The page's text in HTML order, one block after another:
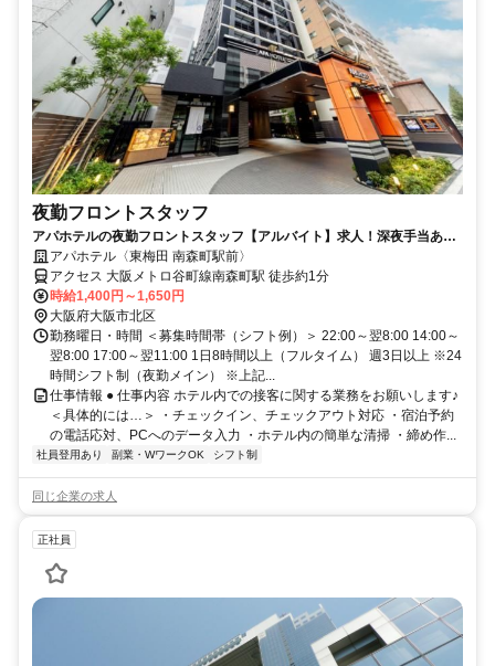
夜勤フロントスタッフ
アパホテルの夜勤フロントスタッフ【アルバイト】求人！深夜手当あり
の夜勤帯でしっかり稼げる
アパホテル〈東梅田 南森町駅前〉
アクセス 大阪メトロ谷町線南森町駅 徒歩約1分
時給1,400円～1,650円
大阪府大阪市北区
勤務曜日・時間 ＜募集時間帯（シフト例）＞ 22:00～翌8:00 14:00～
翌8:00 17:00～翌11:00 1日8時間以上（フルタイム） 週3日以上 ※24
時間シフト制（夜勤メイン） ※上記...
仕事情報 ● 仕事内容 ホテル内での接客に関する業務をお願いします♪
＜具体的には…＞ ・チェックイン、チェックアウト対応 ・宿泊予約
の電話応対、PCへのデータ入力 ・ホテル内の簡単な清掃 ・締め作...
社員登用あり 副業・WワークOK シフト制
同じ企業の求人
正社員